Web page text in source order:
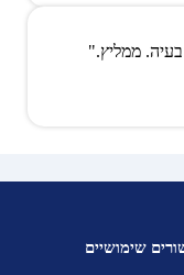
ממליץ."
שימושיים